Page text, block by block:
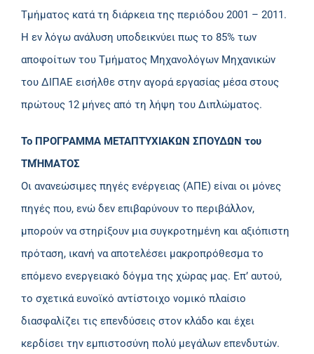
Τμήματος κατά τη διάρκεια της περιόδου 2001 – 2011.
Η εν λόγω ανάλυση υποδεικνύει πως το 85% των
αποφοίτων του Τμήματος Μηχανολόγων Μηχανικών
του ΔΙΠΑΕ εισήλθε στην αγορά εργασίας μέσα στους
πρώτους 12 μήνες από τη λήψη του Διπλώματος.
Το ΠΡΟΓΡΑΜΜΑ ΜΕΤΑΠΤΥΧΙΑΚΩΝ ΣΠΟΥΔΩΝ του
ΤΜΉΜΑΤΟΣ
Οι ανανεώσιμες πηγές ενέργειας (ΑΠΕ) είναι οι μόνες
πηγές που, ενώ δεν επιβαρύνουν το περιβάλλον,
μπορούν να στηρίξουν μια συγκροτημένη και αξιόπιστη
πρόταση, ικανή να αποτελέσει μακροπρόθεσμα το
επόμενο ενεργειακό δόγμα της χώρας μας. Επ’ αυτού,
το σχετικά ευνοϊκό αντίστοιχο νομικό πλαίσιο
διασφαλίζει τις επενδύσεις στον κλάδο και έχει
κερδίσει την εμπιστοσύνη πολύ μεγάλων επενδυτών.